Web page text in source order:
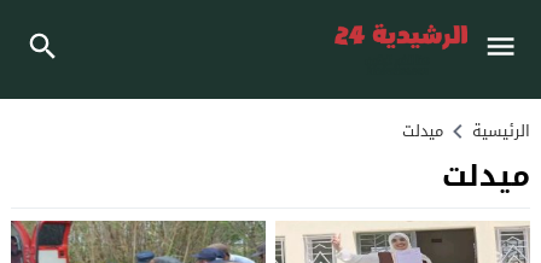
الرئيسية ميدلت
ميدلت